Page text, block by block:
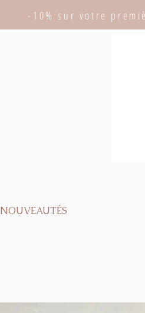
-10% sur votre
NOUVEAUTÉS